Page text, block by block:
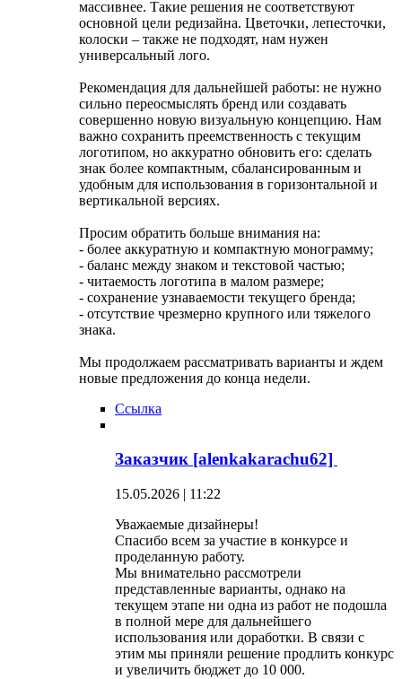
массивнее. Такие решения не соответствуют
основной цели редизайна. Цветочки, лепесточки,
колоски – также не подходят, нам нужен
универсальный лого.
Рекомендация для дальнейшей работы: не нужно
сильно переосмыслять бренд или создавать
совершенно новую визуальную концепцию. Нам
важно сохранить преемственность с текущим
логотипом, но аккуратно обновить его: сделать
знак более компактным, сбалансированным и
удобным для использования в горизонтальной и
вертикальной версиях.
Просим обратить больше внимания на:
- более аккуратную и компактную монограмму;
- баланс между знаком и текстовой частью;
- читаемость логотипа в малом размере;
- сохранение узнаваемости текущего бренда;
- отсутствие чрезмерно крупного или тяжелого
знака.
Мы продолжаем рассматривать варианты и ждем
новые предложения до конца недели.
Ссылка
Заказчик [alenkakarachu62]
15.05.2026 | 11:22
Уважаемые дизайнеры!
Спасибо всем за участие в конкурсе и
проделанную работу.
Мы внимательно рассмотрели
представленные варианты, однако на
текущем этапе ни одна из работ не подошла
в полной мере для дальнейшего
использования или доработки. В связи с
этим мы приняли решение продлить конкурс
и увеличить бюджет до 10 000.